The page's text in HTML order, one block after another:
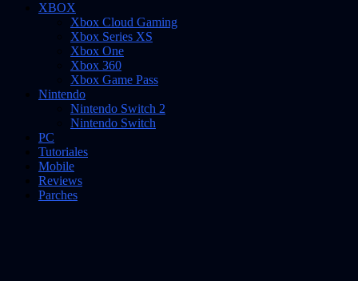
XBOX
Xbox Cloud Gaming
Xbox Series XS
Xbox One
Xbox 360
Xbox Game Pass
Nintendo
Nintendo Switch 2
Nintendo Switch
PC
Tutoriales
Mobile
Reviews
Parches